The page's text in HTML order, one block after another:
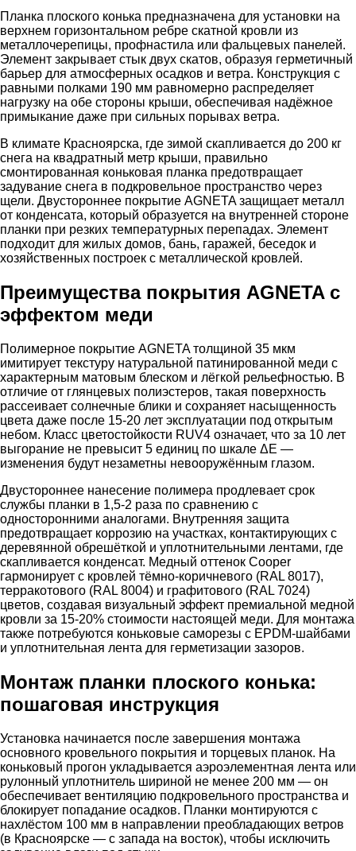
Планка плоского конька предназначена для установки на
верхнем горизонтальном ребре скатной кровли из
металлочерепицы, профнастила или фальцевых панелей.
Элемент закрывает стык двух скатов, образуя герметичный
барьер для атмосферных осадков и ветра. Конструкция с
равными полками 190 мм равномерно распределяет
нагрузку на обе стороны крыши, обеспечивая надёжное
примыкание даже при сильных порывах ветра.
В климате Красноярска, где зимой скапливается до 200 кг
снега на квадратный метр крыши, правильно
смонтированная коньковая планка предотвращает
задувание снега в подкровельное пространство через
щели. Двустороннее покрытие AGNETA защищает металл
от конденсата, который образуется на внутренней стороне
планки при резких температурных перепадах. Элемент
подходит для жилых домов, бань, гаражей, беседок и
хозяйственных построек с металлической кровлей.
Преимущества покрытия AGNETA с
эффектом меди
Полимерное покрытие AGNETA толщиной 35 мкм
имитирует текстуру натуральной патинированной меди с
характерным матовым блеском и лёгкой рельефностью. В
отличие от глянцевых полиэстеров, такая поверхность
рассеивает солнечные блики и сохраняет насыщенность
цвета даже после 15-20 лет эксплуатации под открытым
небом. Класс цветостойкости RUV4 означает, что за 10 лет
выгорание не превысит 5 единиц по шкале ΔE —
изменения будут незаметны невооружённым глазом.
Двустороннее нанесение полимера продлевает срок
службы планки в 1,5-2 раза по сравнению с
односторонними аналогами. Внутренняя защита
предотвращает коррозию на участках, контактирующих с
деревянной обрешёткой и уплотнительными лентами, где
скапливается конденсат. Медный оттенок Cooper
гармонирует с кровлей тёмно-коричневого (RAL 8017),
терракотового (RAL 8004) и графитового (RAL 7024)
цветов, создавая визуальный эффект премиальной медной
кровли за 15-20% стоимости настоящей меди. Для монтажа
также потребуются коньковые саморезы с EPDM-шайбами
и уплотнительная лента для герметизации зазоров.
Монтаж планки плоского конька:
пошаговая инструкция
Установка начинается после завершения монтажа
основного кровельного покрытия и торцевых планок. На
коньковый прогон укладывается аэроэлементная лента или
рулонный уплотнитель шириной не менее 200 мм — он
обеспечивает вентиляцию подкровельного пространства и
блокирует попадание осадков. Планки монтируются с
нахлёстом 100 мм в направлении преобладающих ветров
(в Красноярске — с запада на восток), чтобы исключить